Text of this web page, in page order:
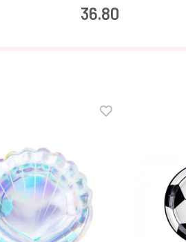
36.80